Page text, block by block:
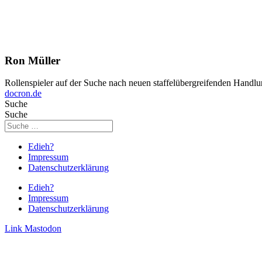
Ron Müller
Rollenspieler auf der Suche nach neuen staffelübergreifenden
docron.de
Suche
Suche
Edieh?
Impressum
Datenschutzerklärung
Edieh?
Impressum
Datenschutzerklärung
Link Mastodon